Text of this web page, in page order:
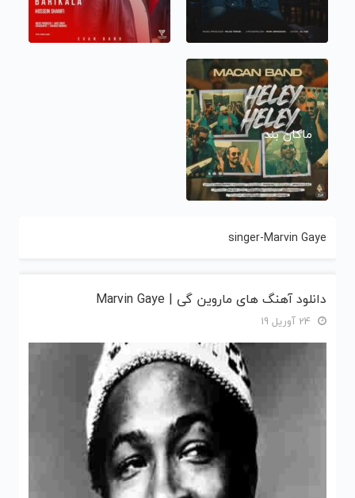
ماکان بند
singer-Marvin Gaye
دانلود آهنگ های ماروین گی | Marvin Gaye